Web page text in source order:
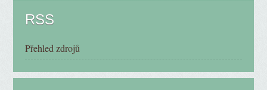
RSS
Přehled zdrojů